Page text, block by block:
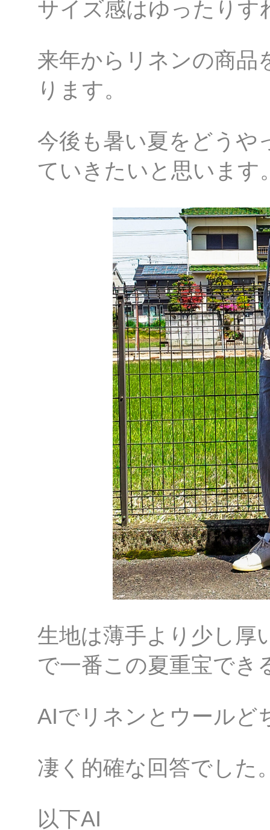
サイズ感はゆったりす
来年からリネンの商品
ります。
今後も暑い夏をどうや
ていきたいと思います
生地は薄手より少し厚
で一番この夏重宝でき
AIでリネンとウールど
凄く的確な回答でした
以下AI